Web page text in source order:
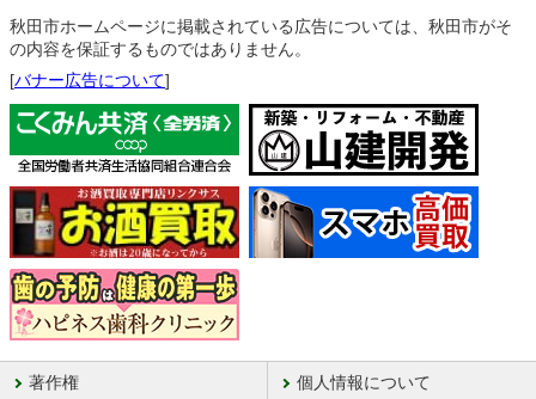
秋田市ホームページに掲載されている広告については、秋田市がそ
の内容を保証するものではありません。
[バナー広告について]
著作権 個人情報について